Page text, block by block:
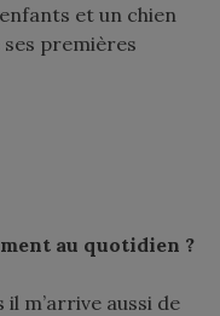
et un chien
premières
au quotidien ?
m’arrive aussi de